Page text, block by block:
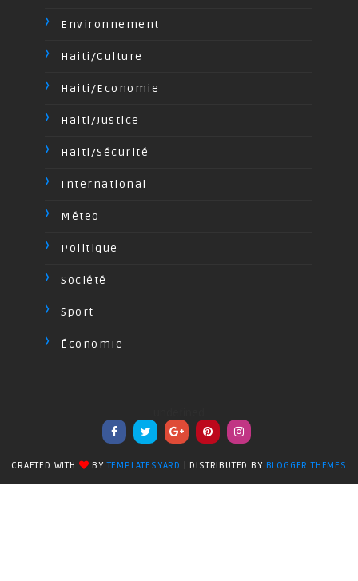
Environnement
Haiti/Culture
Haiti/Economie
Haiti/Justice
Haiti/Sécurité
International
Méteo
Politique
Société
Sport
Économie
CRAFTED WITH BYTEMPLATESYARD | DISTRIBUTED BY BLOGGER THEMES